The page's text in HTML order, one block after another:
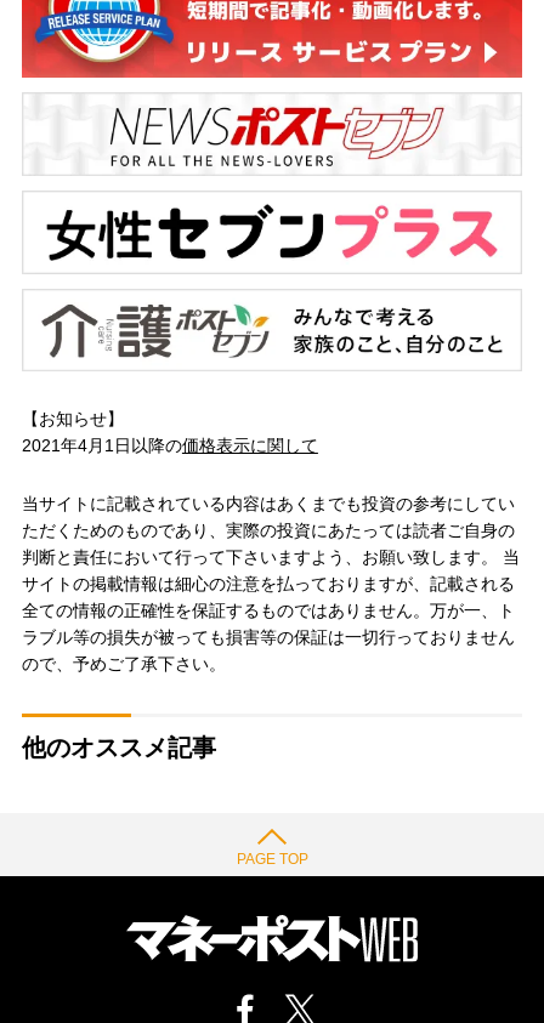
【お知らせ】
2021年4月1日以降の価格表示に関して
当サイトに記載されている内容はあくまでも投資の参考にしてい
ただくためのものであり、実際の投資にあたっては読者ご自身の
判断と責任において行って下さいますよう、お願い致します。 当
サイトの掲載情報は細心の注意を払っておりますが、記載される
全ての情報の正確性を保証するものではありません。万が一、ト
ラブル等の損失が被っても損害等の保証は一切行っておりません
ので、予めご了承下さい。
他のオススメ記事
PAGE TOP